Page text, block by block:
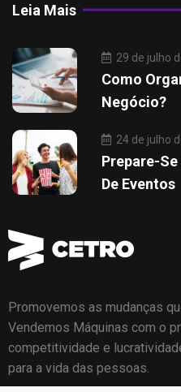
Leia Mais
29 de julho
Como
Negócio?
24 de julho
Prepare-
De Eventos
Promovemos as mudanças
Vendemos Máquinas com o
competitividade e
para a vida das pessoas.